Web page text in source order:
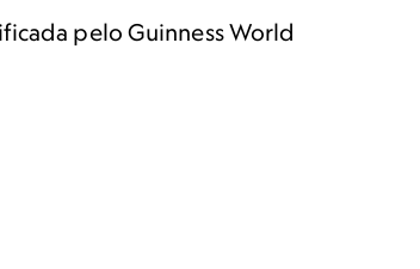
pelo Guinness World